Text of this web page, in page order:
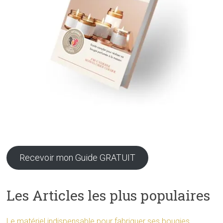
Recevoir mon Guide GRATUIT
Les Articles les plus populaires
Le matériel indispensable pour fabriquer ses bougies